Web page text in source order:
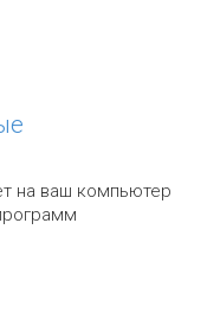
на ваш компьютер